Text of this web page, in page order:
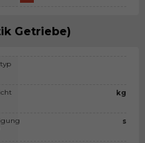
Getriebe)
kg
s